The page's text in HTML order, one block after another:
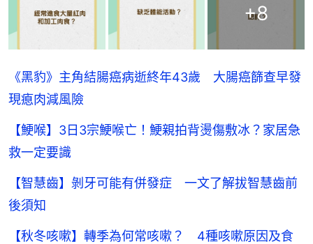
+8
《黑豹》主角結腸癌病逝終年43歲 大腸癌篩查早發
現瘜肉減風險
【鯁喉】3日3宗鯁喉亡！鯁親拍背燙傷敷冰？家居急
救一定要識
【智慧齒】剝牙可能有併發症 一文了解拔智慧齒前
後須知
【秋冬咳嗽】轉季為何常咳嗽？ 4種咳嗽原因及食